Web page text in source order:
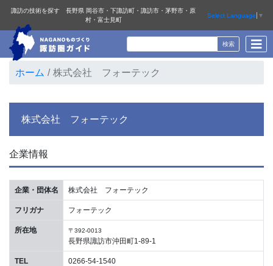
諏訪の技術を探す 長野県 岡谷市・下諏訪町・諏訪市・茅野市・原
村・富士見町
Select Language ▼
ホーム 株式会社 フォーテック
株式会社 フォーテック
企業情報
企業・団体名 株式会社 フォーテック
フリガナ フォーテック
所在地 〒392-0013
長野県諏訪市沖田町1-89-1
TEL 0266-54-1540